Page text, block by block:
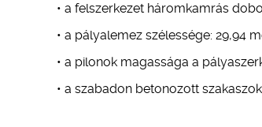
• a felszerkezet háromkamrás
• a pályalemez szélessége: 29,94
• a pilonok magassága a
• a szabadon betonozott